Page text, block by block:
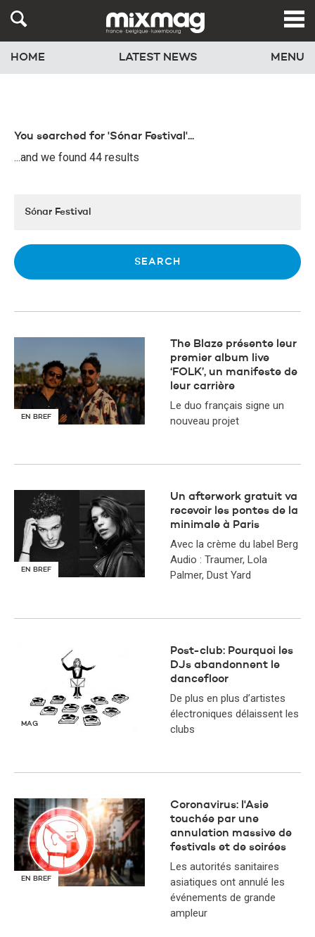
HOME LATEST NEWS MENU
You searched for 'Sónar Festival'...
...and we found 44 results
EN BREF
The Blaze présente leur
premier album live
‘FOLK’, un manifeste de
leur carrière
Le duo français signe un
nouveau projet
EN BREF
Un afterwork gratuit va
recevoir les pontes de la
minimale à Paris
Avec la crème du label Berg
Audio : Traumer, Lola
Palmer, Dust Yard
MAG
Post-club: Pourquoi les
DJs abandonnent le
dancefloor
De plus en plus d’artistes
électroniques délaissent les
clubs
EN BREF
Coronavirus: l'Asie
touchée par une
annulation massive de
festivals et de soirées
Les autorités sanitaires
asiatiques ont annulé les
événements de grande
ampleur